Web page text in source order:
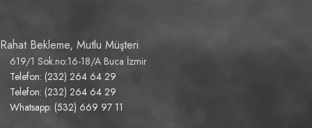
Rahat Bekleme, Mutlu Müşteri
619/1 Sok.no:16-18/A Buca İzmir
Telefon: (232) 264 64 29
Telefon: (232) 264 64 29
Whatsapp: (532) 669 97 11